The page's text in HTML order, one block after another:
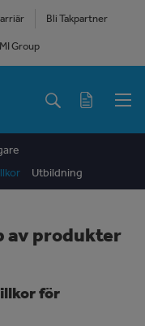
Bli Takpartner
Group
Utbildning
av produkter
för